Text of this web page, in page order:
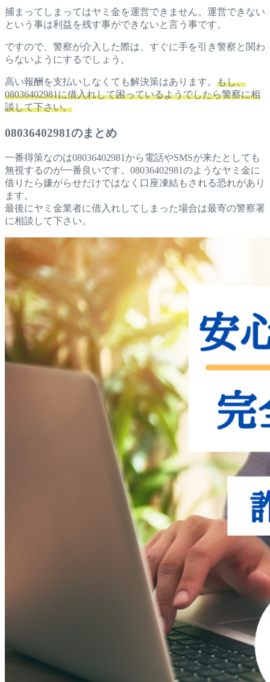
捕まってしまってはヤミ金を運営できません。運営できない
という事は利益を残す事ができないと言う事です。
ですので、警察が介入した際は、すぐに手を引き警察と関わ
らないようにするでしょう。
高い報酬を支払いしなくても解決策はあります。 もし、
08036402981に借入れして困っているようでしたら警察に相
談して下さい。
08036402981のまとめ
一番得策なのは08036402981から電話やSMSが来たとしても
無視するのが一番良いです。08036402981のようなヤミ金に
借りたら嫌がらせだけではなく口座凍結もされる恐れがあり
ます。
最後にヤミ金業者に借入れしてしまった場合は最寄の警察署
に相談して下さい。